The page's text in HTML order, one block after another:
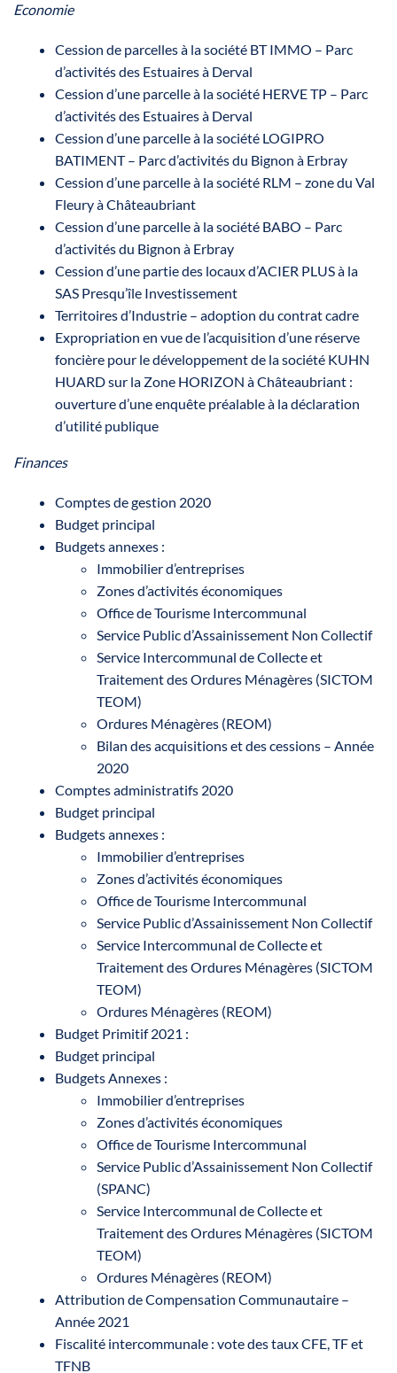
Economie
Cession de parcelles à la société BT IMMO – Parc
d’activités des Estuaires à Derval
Cession d’une parcelle à la société HERVE TP – Parc
d’activités des Estuaires à Derval
Cession d’une parcelle à la société LOGIPRO
BATIMENT – Parc d’activités du Bignon à Erbray
Cession d’une parcelle à la société RLM – zone du Val
Fleury à Châteaubriant
Cession d’une parcelle à la société BABO – Parc
d’activités du Bignon à Erbray
Cession d’une partie des locaux d’ACIER PLUS à la
SAS Presqu’île Investissement
Territoires d’Industrie – adoption du contrat cadre
Expropriation en vue de l’acquisition d’une réserve
foncière pour le développement de la société KUHN
HUARD sur la Zone HORIZON à Châteaubriant :
ouverture d’une enquête préalable à la déclaration
d’utilité publique
Finances
Comptes de gestion 2020
Budget principal
Budgets annexes :
Immobilier d’entreprises
Zones d’activités économiques
Office de Tourisme Intercommunal
Service Public d’Assainissement Non Collectif
Service Intercommunal de Collecte et
Traitement des Ordures Ménagères (SICTOM
TEOM)
Ordures Ménagères (REOM)
Bilan des acquisitions et des cessions – Année
2020
Comptes administratifs 2020
Budget principal
Budgets annexes :
Immobilier d’entreprises
Zones d’activités économiques
Office de Tourisme Intercommunal
Service Public d’Assainissement Non Collectif
Service Intercommunal de Collecte et
Traitement des Ordures Ménagères (SICTOM
TEOM)
Ordures Ménagères (REOM)
Budget Primitif 2021 :
Budget principal
Budgets Annexes :
Immobilier d’entreprises
Zones d’activités économiques
Office de Tourisme Intercommunal
Service Public d’Assainissement Non Collectif
(SPANC)
Service Intercommunal de Collecte et
Traitement des Ordures Ménagères (SICTOM
TEOM)
Ordures Ménagères (REOM)
Attribution de Compensation Communautaire –
Année 2021
Fiscalité intercommunale : vote des taux CFE, TF et
TFNB